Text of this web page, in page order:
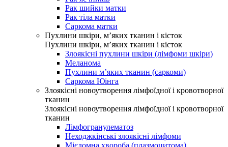
Рак шийки матки
Рак тіла матки
Саркома матки
Пухлини шкіри, м’яких тканин і кісток
Пухлини шкіри, м’яких тканин і кісток
Злоякісні пухлини шкіри (лімфоми шкіри)
Меланома
Пухлини м’яких тканин (саркоми)
Саркома Юінга
Злоякісні новоутворення лімфоїдної і кровотворної
тканин
Злоякісні новоутворення лімфоїдної і кровотворної
тканин
Лімфогранулематоз
Неходжкінські злоякісні лімфоми
Мієломна хвороба (плазмоцитома)